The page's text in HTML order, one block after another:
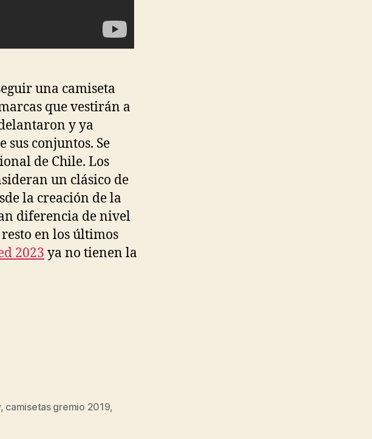
una camiseta
que vestirán a
y ya
sus conjuntos. Se
de Chile. Los
un clásico de
la creación de la
diferencia de nivel
en los últimos
2023 ya no tienen la
, camisetas gremio 2019,